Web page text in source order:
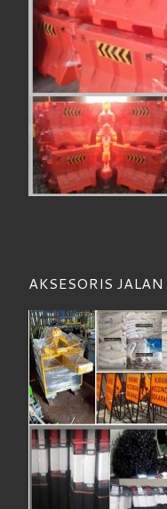
AKSESORIS JALAN